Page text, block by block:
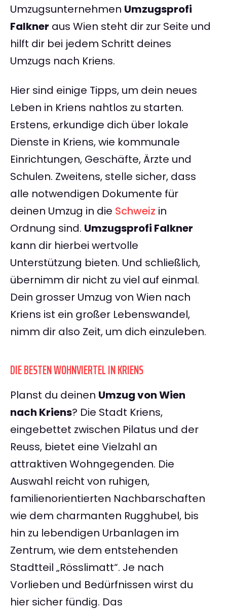
Umzugsunternehmen Umzugsprofi
Falkner aus Wien steht dir zur Seite und
hilft dir bei jedem Schritt deines
Umzugs nach Kriens.
Hier sind einige Tipps, um dein neues
Leben in Kriens nahtlos zu starten.
Erstens, erkundige dich über lokale
Dienste in Kriens, wie kommunale
Einrichtungen, Geschäfte, Ärzte und
Schulen. Zweitens, stelle sicher, dass
alle notwendigen Dokumente für
deinen Umzug in die Schweiz in
Ordnung sind. Umzugsprofi Falkner
kann dir hierbei wertvolle
Unterstützung bieten. Und schließlich,
übernimm dir nicht zu viel auf einmal.
Dein grosser Umzug von Wien nach
Kriens ist ein großer Lebenswandel,
nimm dir also Zeit, um dich einzuleben.
DIE BESTEN WOHNVIERTEL IN KRIENS
Planst du deinen Umzug von Wien
nach Kriens? Die Stadt Kriens,
eingebettet zwischen Pilatus und der
Reuss, bietet eine Vielzahl an
attraktiven Wohngegenden. Die
Auswahl reicht von ruhigen,
familienorientierten Nachbarschaften
wie dem charmanten Rugghubel, bis
hin zu lebendigen Urbanlagen im
Zentrum, wie dem entstehenden
Stadtteil „Rösslimatt“. Je nach
Vorlieben und Bedürfnissen wirst du
hier sicher fündig. Das